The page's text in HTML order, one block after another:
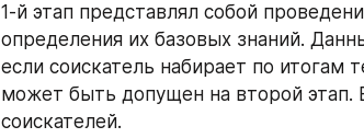
1-й этап представлял собой
определения их базовых знаний.
если соискатель набирает по итогам
может быть допущен на второй этап.
соискателей.